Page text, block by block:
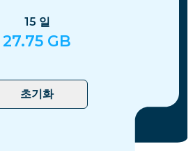
15 일
27.75 GB
초기화